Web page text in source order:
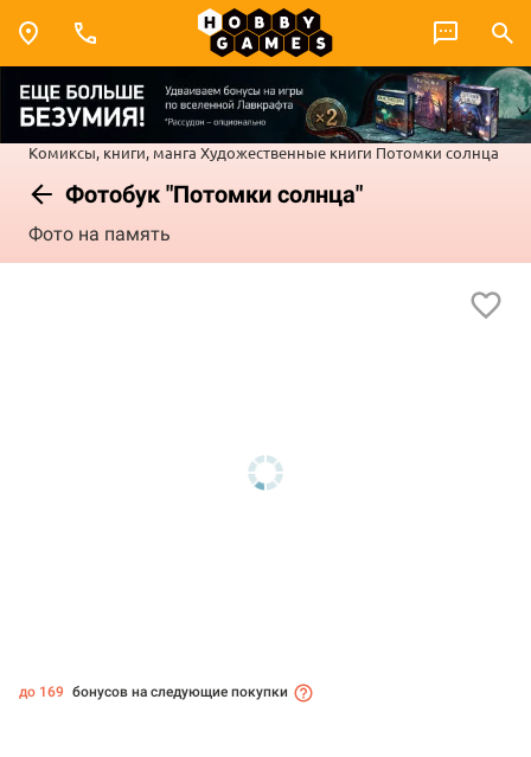
Комиксы, книги, манга Художественные книги Потомки солнца
Фотобук "Потомки солнца"
Фото на память
до 169 бонусов на следующие покупки